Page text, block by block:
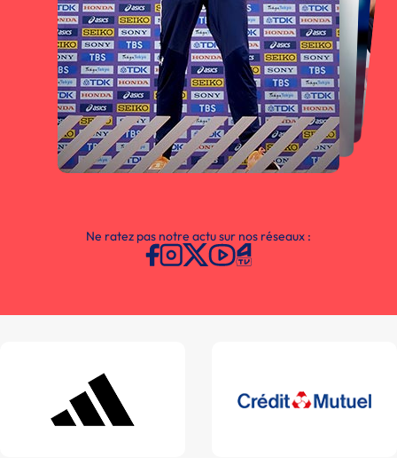
Ne ratez pas notre actu sur nos réseaux :